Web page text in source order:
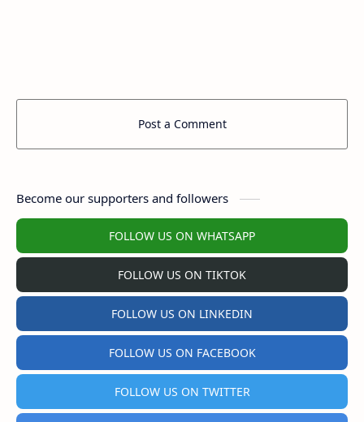
Post a Comment
Become our supporters and followers
FOLLOW US ON WHATSAPP
FOLLOW US ON TIKTOK
FOLLOW US ON LINKEDIN
FOLLOW US ON FACEBOOK
FOLLOW US ON TWITTER